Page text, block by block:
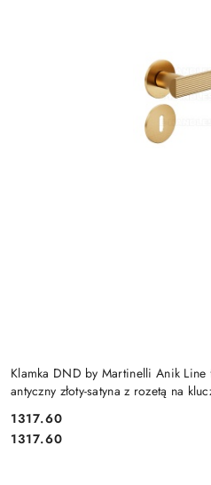
Klamka DND by Martinelli Anik Line
antyczny złoty-satyna z rozetą na
Cena:
1317.60
Cena:
1317.60